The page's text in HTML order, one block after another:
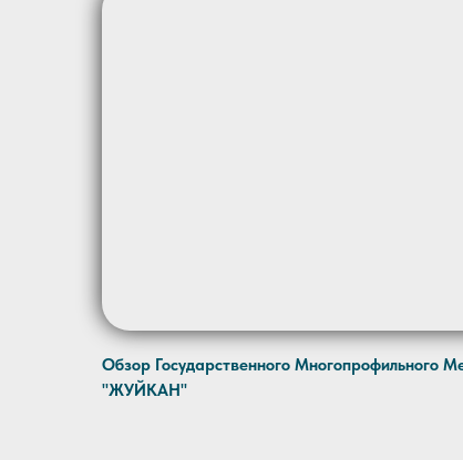
Обзор Государственного Многопрофильного
"ЖУЙКАН"